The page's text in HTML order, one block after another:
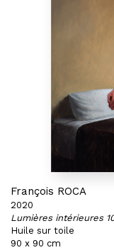
François ROCA
2020
Lumières intérieures
Huile sur toile
90 x 90 cm